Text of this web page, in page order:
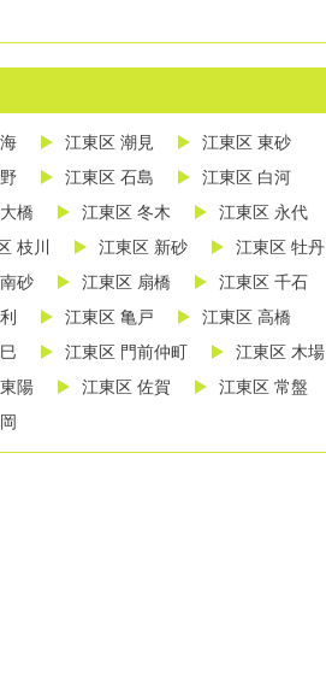
江東区 潮見
江東区 東砂
江東区 石島
江東区 白河
橋 江東区 冬木
江東区 永代
枝川 江東区 新砂
江東区 牡丹
砂 江東区 扇橋
江東区 千石
江東区 亀戸
江東区 高橋
江東区 門前仲町
江東区 木場
陽 江東区 佐賀
江東区 常盤